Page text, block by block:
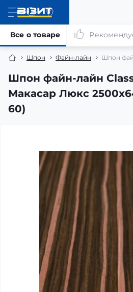
Шпон Файн-лайн Шпон
Шпон файн-лайн
Макасар Люкс
60)
Все о товаре